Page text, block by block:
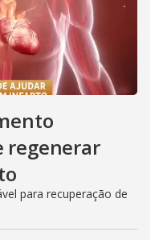
regenerar
para recuperação de